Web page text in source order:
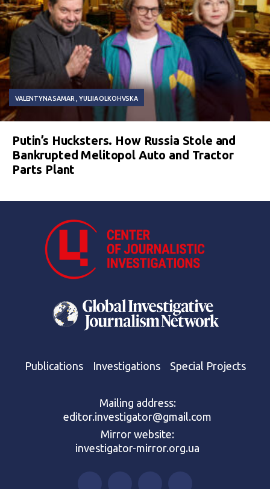
VALENTYNA SAMAR YULIIA OLKOHVSKA
Putin’s Hucksters. How Russia Stole and
Bankrupted Melitopol Auto and Tractor
Parts Plant
Publications Investigations Special Projects
Mailing address:
editor.investigator@gmail.com
Mirror website:
investigator-mirror.org.ua